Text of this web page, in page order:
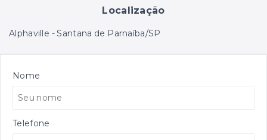
Localização
Alphaville - Santana de Parnaíba/SP
Nome
Telefone